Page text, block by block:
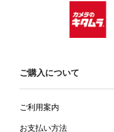
ご購入について
ご利用案内
お支払い方法